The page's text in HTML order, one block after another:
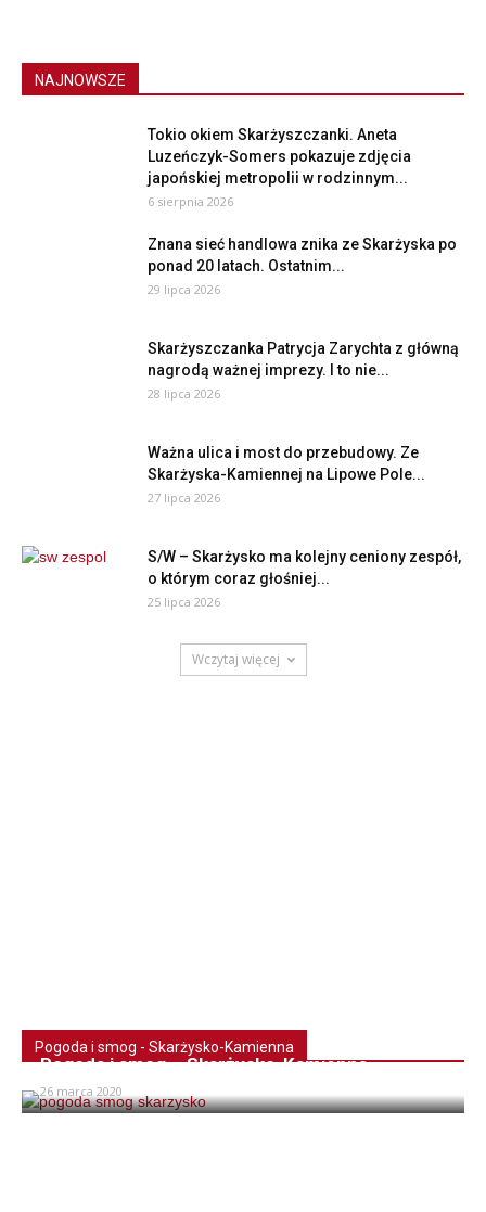
NAJNOWSZE
Tokio okiem Skarżyszczanki. Aneta
Luzeńczyk-Somers pokazuje zdjęcia
japońskiej metropolii w rodzinnym...
6 sierpnia 2026
Znana sieć handlowa znika ze Skarżyska po
ponad 20 latach. Ostatnim...
29 lipca 2026
Skarżyszczanka Patrycja Zarychta z główną
nagrodą ważnej imprezy. I to nie...
28 lipca 2026
Ważna ulica i most do przebudowy. Ze
Skarżyska-Kamiennej na Lipowe Pole...
27 lipca 2026
S/W – Skarżysko ma kolejny ceniony zespół,
o którym coraz głośniej...
25 lipca 2026
Wczytaj więcej
Pogoda i smog - Skarżysko-Kamienna
Pogoda i smog – Skarżysko-Kamienna
26 marca 2020